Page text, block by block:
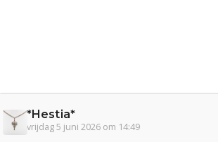
*Hestia*
vrijdag 5 juni 2026 om 14:49